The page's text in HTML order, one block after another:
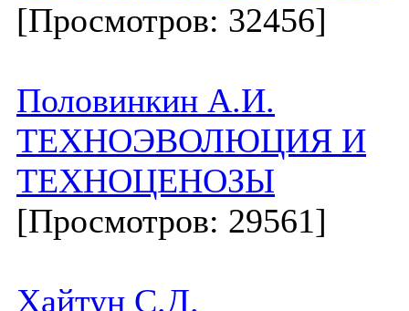
[Просмотров: 32456]
Половинкин А.И.
ТЕХНОЭВОЛЮЦИЯ И
ТЕХНОЦЕНОЗЫ
[Просмотров: 29561]
Хайтун С.Д.